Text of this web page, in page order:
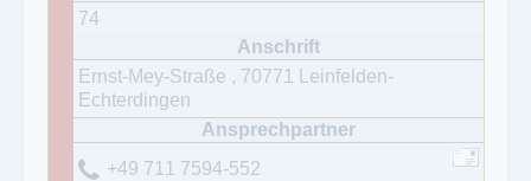
74
Ernst-Mey-Straße , 70771
Leinfelden-
Echterdingen
+49 711 7594-552